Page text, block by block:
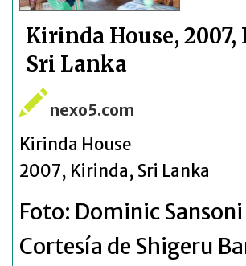
Kirinda House,
Sri Lanka
nexo5.com
Kirinda House
2007, Kirinda, Sri Lanka
Foto: Dominic Sansoni
Cortesía de Shigeru